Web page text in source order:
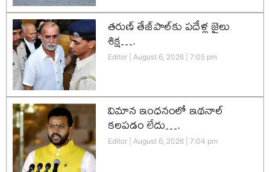
తరుణ్ తేజ్‌పాల్‌కు పదేళ్ల జైలు
శిక్ష….
Editor August 6, 2026 7:05 pm
విమాన ఇంధనంలో ఇథనాల్
కలపడం లేదు….
Editor August 6, 2026 7:04 pm